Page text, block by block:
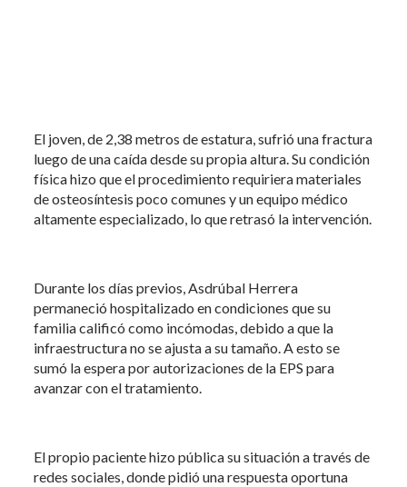
El joven, de 2,38 metros de estatura, sufrió una fractura
luego de una caída desde su propia altura. Su condición
física hizo que el procedimiento requiriera materiales
de osteosíntesis poco comunes y un equipo médico
altamente especializado, lo que retrasó la intervención.
Durante los días previos, Asdrúbal Herrera
permaneció hospitalizado en condiciones que su
familia calificó como incómodas, debido a que la
infraestructura no se ajusta a su tamaño. A esto se
sumó la espera por autorizaciones de la EPS para
avanzar con el tratamiento.
El propio paciente hizo pública su situación a través de
redes sociales, donde pidió una respuesta oportuna